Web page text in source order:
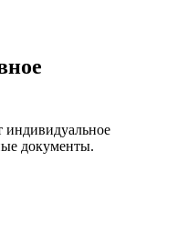
индивидуальное
документы.